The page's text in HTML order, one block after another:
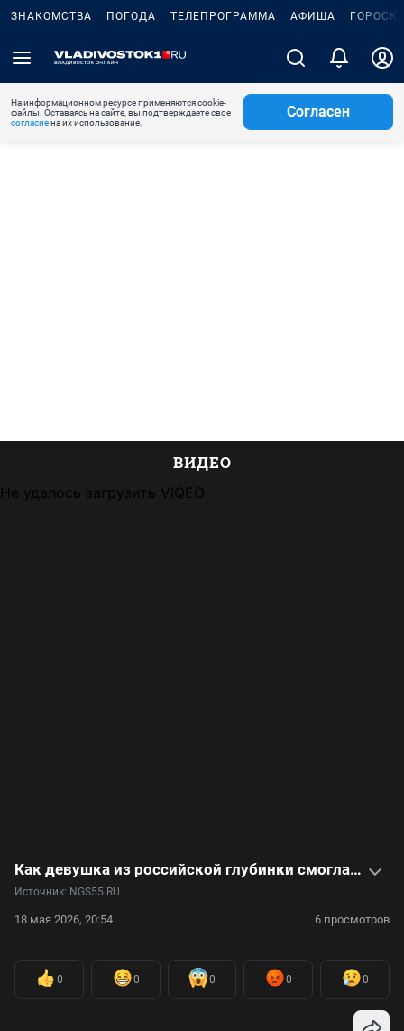
ЗНАКОМСТВА ПОГОДА ТЕЛЕПРОГРАММА АФИША
На информационном ресурсе применяются cookie-
файлы. Оставаясь на сайте, вы подтверждаете свое
согласиена их использование.
Согласен
ВИДЕО
Не удалось загрузить VIQEO
Как девушка из российской глубинки смогла построить модельную карьеру в Азии. Видео
Источник: NGS55.RU
18 мая 2026, 20:54 6 просмотров
0 0 0 0 0